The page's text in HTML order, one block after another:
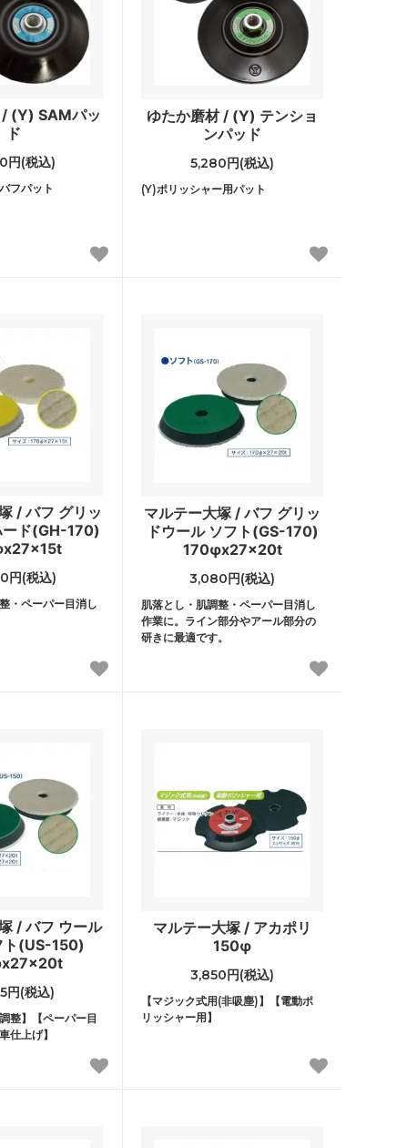
/ (Y) SAMパッ
ド
円(税込)
フパット
ゆたか磨材 / (Y) テンショ
ンパッド
5,280円(税込)
(Y)ポリッシャー用パット
/ バフ グリッ
ード(GH-170)
円(税込)
・ペーパー目消し
マルテー大塚 / バフ グリッ
ドウール ソフト(GS-170)
170φx27x20t
3,080円(税込)
肌落とし・肌調整・ペーパー目消し
作業に。ライン部分やアール部分の
研きに最適です。
/ バフ ウール
ト(US-150)
円(税込)
整】【ペーパー目
仕上げ】
マルテー大塚 / アカポリ
150φ
3,850円(税込)
【マジック式用(非吸塵)】【電動ポ
リッシャー用】